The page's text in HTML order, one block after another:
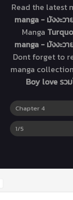
Read the latest
manga - มังงะว
Manga
manga - มังงะว
Dont forget to
manga
Boy love รว